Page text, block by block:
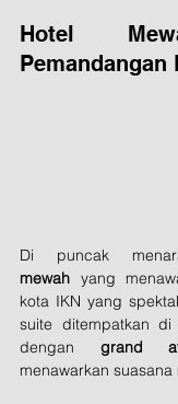
Hotel
Pemandangan
Di puncak
mewah yang
kota IKN yang
suite ditempatkan di
dengan grand
menawarkan